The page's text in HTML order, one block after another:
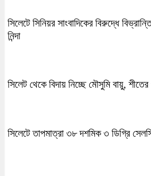
সিলেটে সিনিয়র সাংবাদিকের বিরুদ্ধে
নিন্দা
সিলেট থেকে বিদায় নিচ্ছে মৌসুমি বায়ু, শীতের
সিলেটে তাপমাত্রা ৩৮ দশমিক ৩ ডিগ্রি